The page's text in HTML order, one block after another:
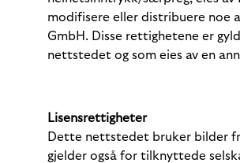
modifisere eller distribuere noe
GmbH. Disse rettighetene er
nettstedet og som eies av en
Lisensrettigheter
Dette nettstedet bruker bilder
gjelder også for tilknyttede